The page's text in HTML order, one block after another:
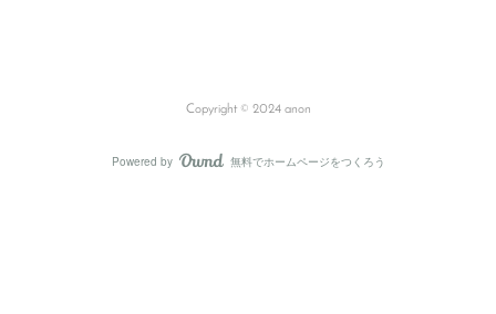
Copyright © 2024 anon
Powered by AmebaOwnd
無料でホームページをつくろう